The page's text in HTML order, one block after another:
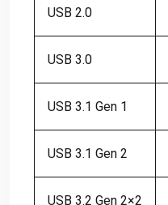
USB 2.0
USB 3.0
USB 3.1 Gen 1
USB 3.1 Gen 2
USB 3.2 Gen 2×2